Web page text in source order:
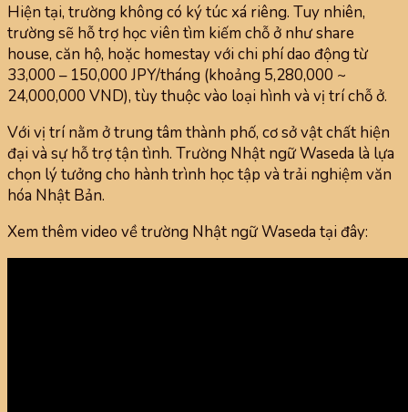
Hiện tại, trường không có ký túc xá riêng. Tuy nhiên,
trường sẽ hỗ trợ học viên tìm kiếm chỗ ở như share
house, căn hộ, hoặc homestay với chi phí dao động từ
33,000 – 150,000 JPY/tháng (khoảng 5,280,000 ~
24,000,000 VND), tùy thuộc vào loại hình và vị trí chỗ ở.
Với vị trí nằm ở trung tâm thành phố, cơ sở vật chất hiện
đại và sự hỗ trợ tận tình. Trường Nhật ngữ Waseda là lựa
chọn lý tưởng cho hành trình học tập và trải nghiệm văn
hóa Nhật Bản.
Xem thêm video về trường Nhật ngữ Waseda tại đây: